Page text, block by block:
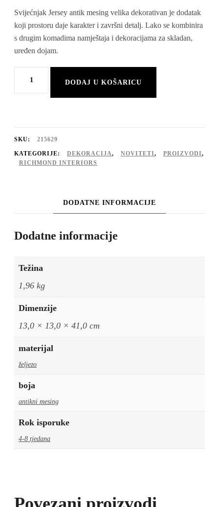
Svijećnjak Jersey antik mesing velika dekorativan je dodatak
koji prostoru daje karakter i završni detalj. Lako se kombinira
s drugim komadima namještaja i dekoracijama za skladan,
uređen dojam.
Jersey
velika
količina
DODAJ U KOŠARICU
SKU: 215629
KATEGORIJE: DEKORACIJA, NOVITETI, PROIZVODI,
RICHMOND INTERIORS
DODATNE INFORMACIJE
Dodatne informacije
Težina
1,96 kg
Dimenzije
13,0 × 13,0 × 41,0 cm
materijal
željezo
boja
antikni mesing
Rok isporuke
4-8 tjedana